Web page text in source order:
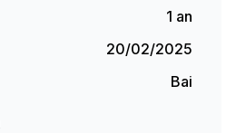
1 an
20/02/2025
Bai